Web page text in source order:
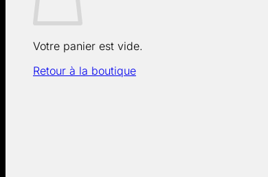
Votre panier est vide.
Retour à la boutique